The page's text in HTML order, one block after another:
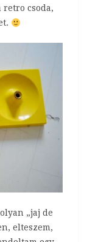
retro csoda,
„jaj de
elteszem,